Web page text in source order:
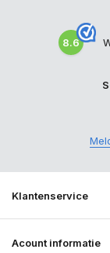
8.6
Klantenservice
Acount informatie